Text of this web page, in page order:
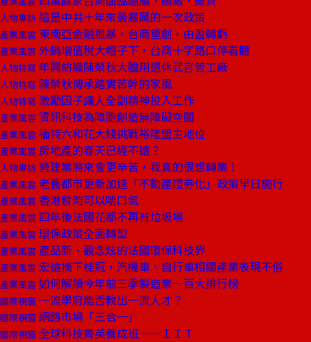
人物專訪 這是中共十年來最嚴厲的一次政策
產業風雲 東南亞金融風暴，台商重創，由盈轉虧
產業風雲 外銷增值稅大帽子下，台商十字路口停看聽
人物特寫 年興紡織陳榮秋大膽用退休武官管工廠
人物特寫 陳榮秋傳承踏實苦幹的家風
人物特寫 激勵因子讓人全副精神投入工作
產業風雲 資訊科技為障胞創造無障礙空間
產業風雲 福特六和花大錢挑戰裕隆盟主地位
產業風雲 房地產的春天已經不遠？
人物專訪 營建業將來會更辛苦，我真的很想轉業！
產業風雲 老舊都市更新加速「不動產證券化」政策早日施行
產業風雲 香港暫時可以喘口氣
產業風雲 四年後法國花都不再有垃圾場
產業風雲 環保政策全面轉型
產業風雲 產品新、觀念炫的法國環保科技界
產業風雲 宏遠摘下桂冠，汽機車、自行車相關產業表現不俗
產業風雲 如何解讀今年前三季製造業一百大排行榜
國際視窗 一流學府能否教出一流人才？
國際視窗 網路市場「三合一」
國際視窗 全球科技菁英養成班——ＩＩＴ